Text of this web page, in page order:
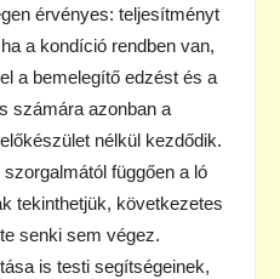
érvényes: teljesítményt
a kondíció rendben van,
a bemelegítő edzést és a
számára azonban a
nélkül kezdődik.
függően a ló
tekinthetjük, következetes
senki sem végez.
is testi segítségeinek,